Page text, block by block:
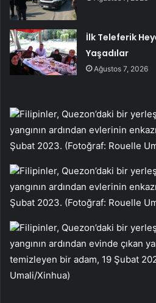
İlk Teleferik
Yaşadılar
Ağustos 7, 2026
Filipinler, Quezon’daki bir
yangının ardından evlerinin
Şubat 2023. (Fotoğraf: Rouelle
Filipinler, Quezon’daki bir
yangının ardından evlerinin
Şubat 2023. (Fotoğraf: Rouelle
Filipinler, Quezon’daki bir
yangının ardından evinde çıkan
temizleyen bir adam, 19 Şubat
Umali/Xinhua)